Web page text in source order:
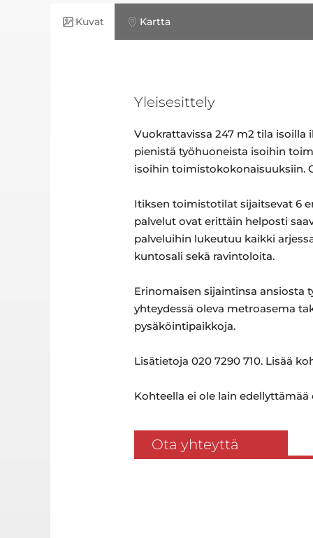
Kuvat Kartta
Yleisesittely
Vuokrattavissa 247 m2 tila isoilla
pienistä työhuoneista isoihin
isoihin toimistokokonaisuuksiin.
Itiksen toimistotilat sijaitsevat 6
palvelut ovat erittäin helposti
palveluihin lukeutuu kaikki
kuntosali sekä ravintoloita.
Erinomaisen sijaintinsa ansiosta
yhteydessä oleva metroasema
pysäköintipaikkoja.
Lisätietoja 020 7290 710. Lisää
Kohteella ei ole lain
Ota yhteyttä